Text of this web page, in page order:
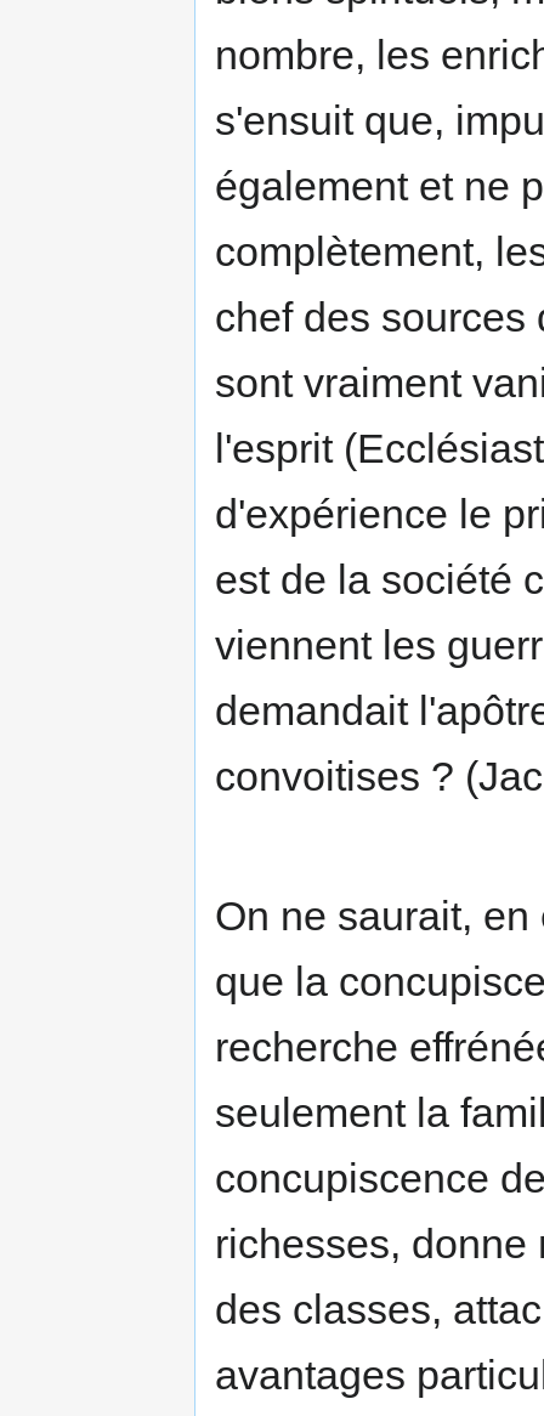
nombre, les
s'ensuit que,
également et ne
complètement,
chef des sources
sont vraiment
l'esprit
d'expérience le
est de la société
viennent les
demandait
convoitises ?
On ne saurait,
que la
recherche
seulement la
concupiscence
richesses, donne
des classes,
avantages